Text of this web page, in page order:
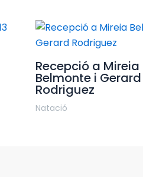
Recepció a Mireia
Belmonte i Gerard
Rodriguez
Natació